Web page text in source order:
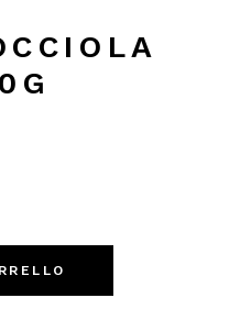
quantity